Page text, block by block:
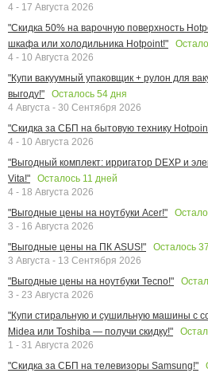
4 - 17 Августа 2026
"Скидка 50% на варочную поверхность
шкафа или холодильника Hotpoint!"
4 - 10 Августа 2026
"Купи вакуумный упаковщик + рулон для
выгоду!"
Осталось 54 дня
4 Августа - 30 Сентября 2026
"Скидка за СБП на бытовую технику
4 - 10 Августа 2026
"Выгодный комплект: ирригатор DEXP и
Vita!"
Осталось 11 дней
4 - 18 Августа 2026
"Выгодные цены на ноутбуки Acer!"
3 - 16 Августа 2026
"Выгодные цены на ПК ASUS!"
Осталось 37
3 Августа - 13 Сентября 2026
"Выгодные цены на ноутбуки Tecno!"
3 - 23 Августа 2026
"Купи стиральную и сушильную машины с
Midea или Toshiba — получи скидку!"
1 - 31 Августа 2026
"Скидка за СБП на телевизоры Samsung!"